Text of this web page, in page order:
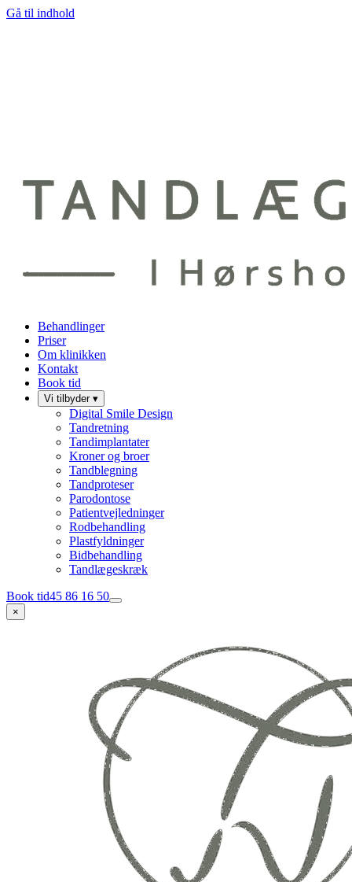
Gå til indhold
Behandlinger
Priser
Om klinikken
Kontakt
Book tid
Vi tilbyder ▾
Digital Smile Design
Tandretning
Tandimplantater
Kroner og broer
Tandblegning
Tandproteser
Parodontose
Patientvejledninger
Rodbehandling
Plastfyldninger
Bidbehandling
Tandlægeskræk
Book tid45 86 16 50
×